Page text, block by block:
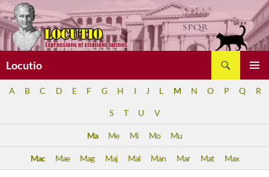
Aller
au
contenu
Locutio
A B C D E F G H I J L M N O P Q R
S T U V
Ma Me Mi Mo Mu
Mac Mae Mag Maj Mal Man Mar Mat Max